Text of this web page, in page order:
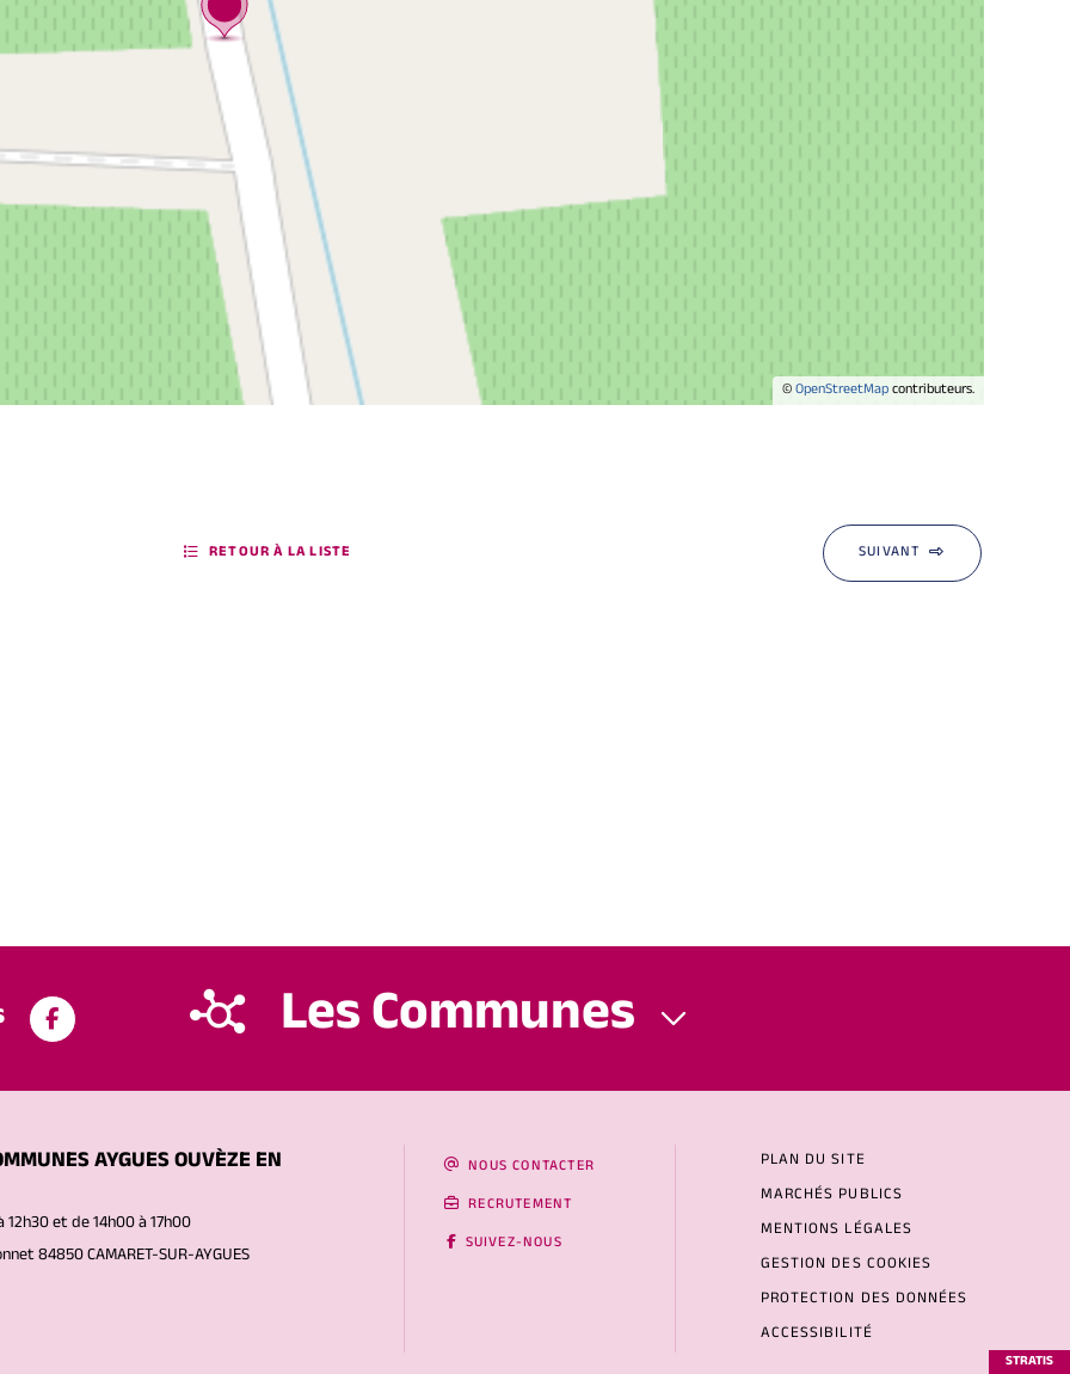
©OpenStreetMapcontributeurs.
RETOUR À LA LISTE SUIVANT
Les Communes
AYGUES OUVÈZE EN
et de 14h00 à 17h00
84850 CAMARET-SUR-AYGUES
NOUS CONTACTER
RECRUTEMENT
SUIVEZ-NOUS
PLAN DU SITE
MARCHÉS PUBLICS
MENTIONS LÉGALES
GESTION DES COOKIES
PROTECTION DES DONNÉES
ACCESSIBILITÉ
STRATIS